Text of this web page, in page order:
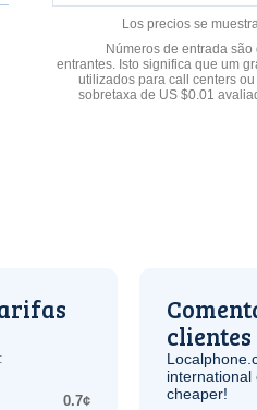
Los precios se
Números de entrada
entrantes. Isto significa que um
utilizados para call centers
sobretaxa de US $0.01
0.7¢
clientes
international
cheaper!